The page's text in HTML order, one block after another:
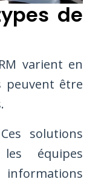
de
varient en
peuvent être
solutions
équipes